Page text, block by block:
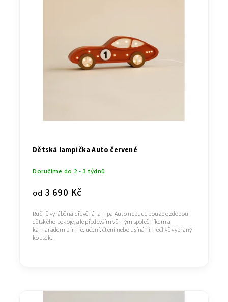
Dětská lampička Auto červené
Doručíme do 2 - 3 týdnů
od 3 690 Kč
Ručně vyráběná dřevěná lampa Auto nebude pouze ozdobou
dětského pokoje, ale především věrným společníkem a
kamarádem při hře, učení, čtení nebo usínání. Pečlivě vybraný
kousek...